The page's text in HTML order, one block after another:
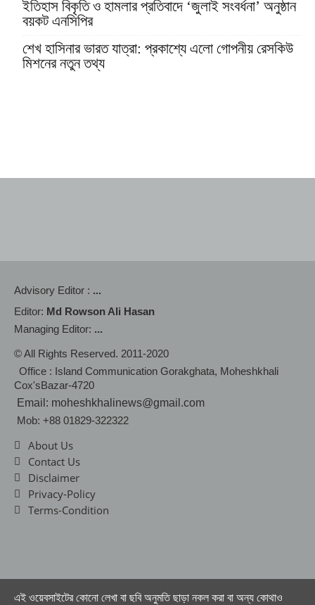
ইতিহাস বিকৃতি ও হামলার প্রতিবাদে ‘জুলাই সংবর্ধনা’ অনুষ্ঠান
বয়কট এনসিপির
শেখ হাসিনার ভারত যাত্রা: প্রকাশ্যে এলো গোপনীয় রেসকিউ
মিশনের নতুন তথ্য
Advisory Editor : ...
Editor: Md Rowson Ali Hasan
Managing Editor: ...
© All Rights Reserved. 2011-2020
Office : Island Communication Gorakghata, Moheshkhali
Cox'sBazar-4720
Email: moheshkhalinews@gmail.com
Mob: +88 01829-322322
About Us
Contact Us
Disclaimer
Privacy-Policy
Terms-Condition
এই ওয়েবসাইটের কোনো লেখা বা ছবি অনুমতি ছাড়া নকল করা বা অন্য কোথাও